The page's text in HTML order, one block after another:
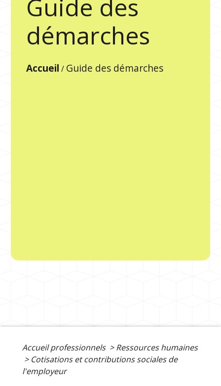
Guide des
démarches
Accueil / Guide des démarches
Accueil professionnels > Ressources humaines
> Cotisations et contributions sociales de
l'employeur